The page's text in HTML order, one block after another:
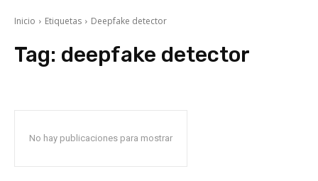
Inicio Etiquetas Deepfake detector
Tag: deepfake detector
No hay publicaciones para mostrar